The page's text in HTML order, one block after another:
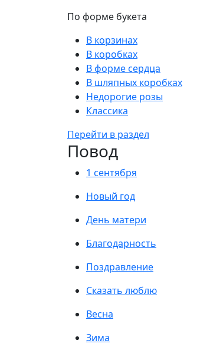
По форме букета
В корзинах
В коробках
В форме сердца
В шляпных коробках
Недорогие розы
Классика
Перейти в раздел
Повод
1 сентября
Новый год
День матери
Благодарность
Поздравление
Сказать люблю
Весна
Зима